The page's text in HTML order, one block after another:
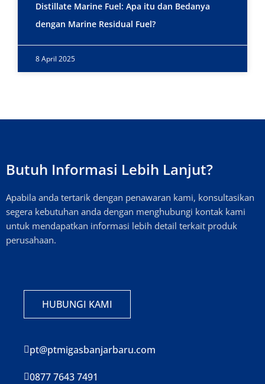
Distillate Marine Fuel: Apa itu dan Bedanya
dengan Marine Residual Fuel?
8 April 2025
Butuh Informasi Lebih Lanjut?
Apabila anda tertarik dengan penawaran kami, konsultasikan
segera kebutuhan anda dengan menghubungi kontak kami
untuk mendapatkan informasi lebih detail terkait produk
perusahaan.
HUBUNGI KAMI
pt@ptmigasbanjarbaru.com
0877 7643 7491